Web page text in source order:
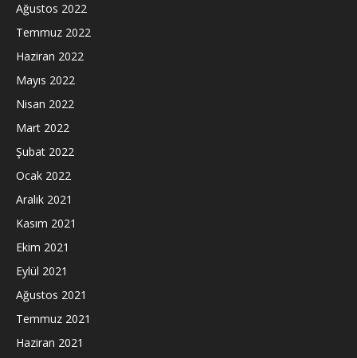
Ağustos 2022
Temmuz 2022
Haziran 2022
Mayıs 2022
Nisan 2022
Mart 2022
Şubat 2022
Ocak 2022
Aralık 2021
Kasım 2021
Ekim 2021
Eylül 2021
Ağustos 2021
Temmuz 2021
Haziran 2021